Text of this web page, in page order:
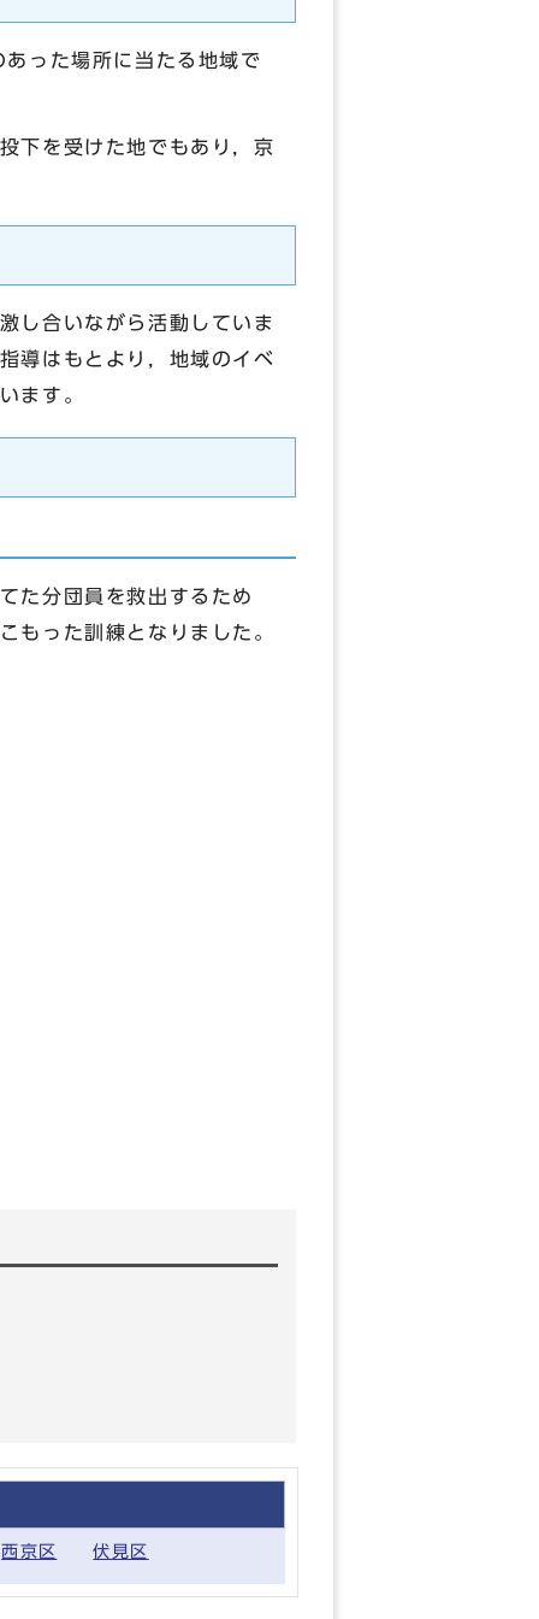
った場所に当たる地域で
下を受けた地でもあり，京
し合いながら活動していま
導はもとより，地域のイベ
ます。
た分団員を救出するため
もった訓練となりました。
西京区 伏見区